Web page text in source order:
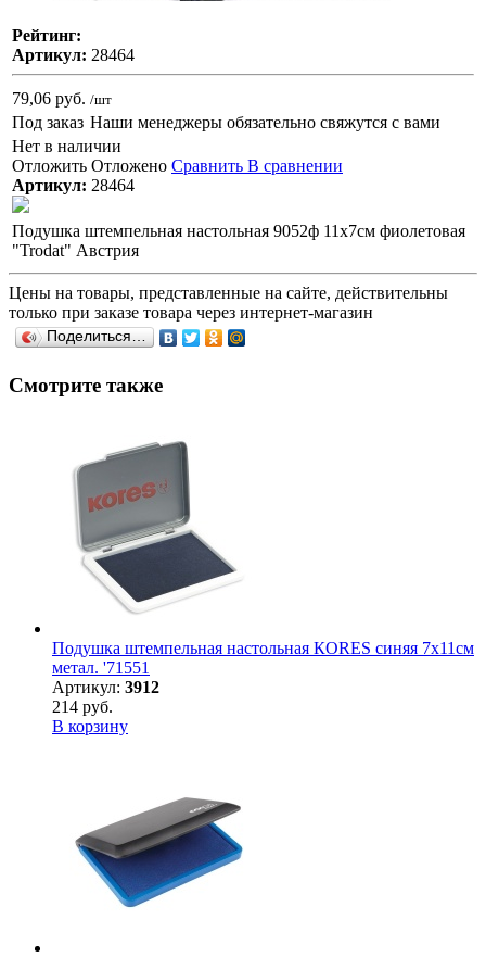
Рейтинг:
Артикул: 28464
79,06 руб. /шт
Под заказ Наши менеджеры обязательно свяжутся с вами
Нет в наличии
Отложить Отложено Сравнить В сравнении
Артикул: 28464
Подушка штемпельная настольная 9052ф 11х7см фиолетовая
"Trodat" Австрия
Цены на товары, представленные на сайте, действительны
только при заказе товара через интернет-магазин
Поделиться…
Смотрите также
Подушка штемпельная настольная КORES синяя 7х11см
метал. '71551
Артикул: 3912
214 руб.
В корзину